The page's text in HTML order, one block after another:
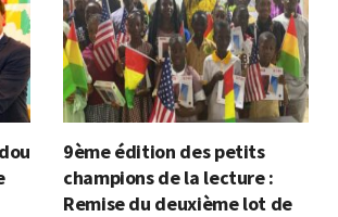
9ème édition des petits
champions de la lecture :
Remise du deuxième lot de